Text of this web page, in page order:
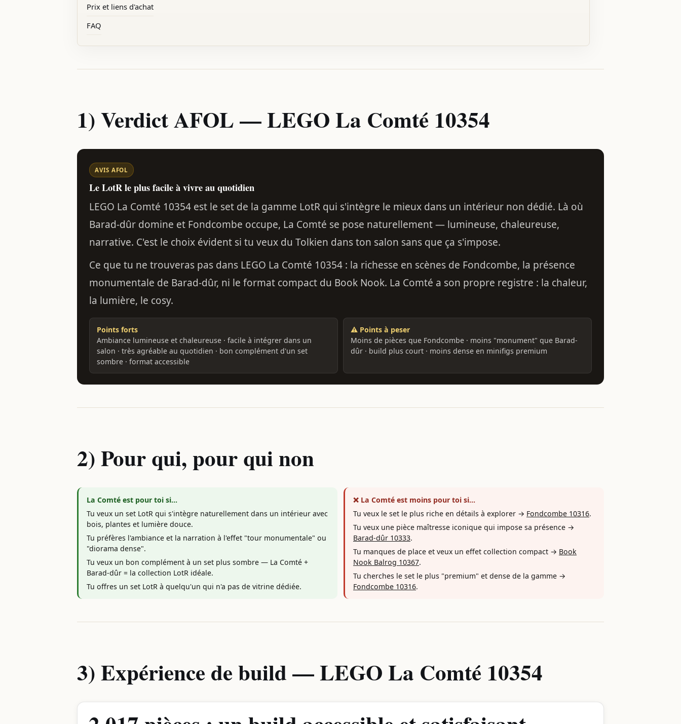
Prix et liens d'achat
FAQ
1) Verdict AFOL — LEGO La Comté 10354
AVIS AFOL
Le LotR le plus facile à vivre au quotidien
LEGO La Comté 10354 est le set de la gamme LotR qui s'intègre le mieux dans un intérieur non dédié. Là où
Barad-dûr domine et Fondcombe occupe, La Comté se pose naturellement — lumineuse, chaleureuse,
narrative. C'est le choix évident si tu veux du Tolkien dans ton salon sans que ça s'impose.
Ce que tu ne trouveras pas dans LEGO La Comté 10354 : la richesse en scènes de Fondcombe, la présence
monumentale de Barad-dûr, ni le format compact du Book Nook. La Comté a son propre registre : la chaleur,
la lumière, le cosy.
Points forts
Ambiance lumineuse et chaleureuse · facile à intégrer dans un
salon · très agréable au quotidien · bon complément d'un set
sombre · format accessible
⚠️ Points à peser
Moins de pièces que Fondcombe · moins "monument" que Barad-
dûr · build plus court · moins dense en minifigs premium
2) Pour qui, pour qui non
La Comté est pour toi si…
Tu veux un set LotR qui s'intègre naturellement dans un intérieur avec
bois, plantes et lumière douce.
Tu préfères l'ambiance et la narration à l'effet "tour monumentale" ou
"diorama dense".
Tu veux un bon complément à un set plus sombre — La Comté +
Barad-dûr = la collection LotR idéale.
Tu offres un set LotR à quelqu'un qui n'a pas de vitrine dédiée.
❌ La Comté est moins pour toi si…
Tu veux le set le plus riche en détails à explorer → Fondcombe 10316.
Tu veux une pièce maîtresse iconique qui impose sa présence →
Barad-dûr 10333.
Tu manques de place et veux un effet collection compact → Book
Nook Balrog 10367.
Tu cherches le set le plus "premium" et dense de la gamme →
Fondcombe 10316.
3) Expérience de build — LEGO La Comté 10354